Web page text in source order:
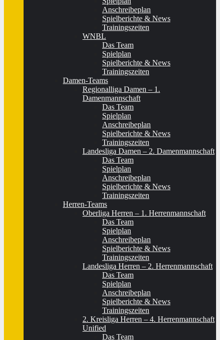
Anschreibeplan
Spielberichte & News
Trainingszeiten
WNBL
Das Team
Spielplan
Spielberichte & News
Trainingszeiten
Damen-Teams
Regionalliga Damen – 1.
Damenmannschaft
Das Team
Spielplan
Anschreibeplan
Spielberichte & News
Trainingszeiten
Landesliga Damen – 2. Damenmannschaft
Das Team
Spielplan
Anschreibeplan
Spielberichte & News
Trainingszeiten
Herren-Teams
Oberliga Herren – 1. Herrenmannschaft
Das Team
Spielplan
Anschreibeplan
Spielberichte & News
Trainingszeiten
Landesliga Herren – 2. Herrenmannschaft
Das Team
Spielplan
Anschreibeplan
Spielberichte & News
Trainingszeiten
2. Kreisliga Herren – 4. Herrenmannschaft
Unified
Das Team